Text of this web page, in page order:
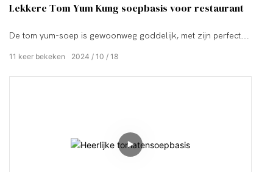
Lekkere Tom Yum Kung soepbasis voor restaurant
De tom yum-soep is gewoonweg goddelijk, met zijn perfecte
een uitbarsting van tropische frisheid
2024 10 18
11 keer bekeken